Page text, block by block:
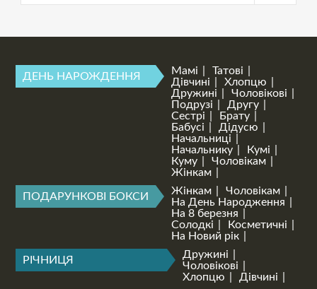
ДЕНЬ НАРОЖДЕННЯ Мамі
Татові
Дівчині
Хлопцю
Дружині
Чоловікові
Подрузі
Другу
Сестрі
Брату
Бабусі
Дідусю
Начальниці
Начальнику
Кумі
Куму
Чоловікам
Жінкам
ПОДАРУНКОВІ БОКСИ Жінкам
Чоловікам
На День Народження
На 8 березня
Солодкі
Косметичні
На Новий рік
РІЧНИЦЯ
Дружині
Чоловікові
Хлопцю
Дівчині